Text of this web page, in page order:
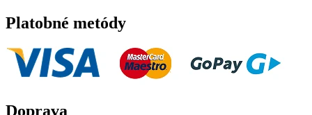
Platobné metódy
Doprava